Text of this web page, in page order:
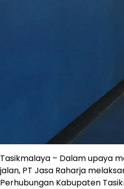
Tasikmalaya – Dalam upaya
jalan, PT Jasa Raharja
Perhubungan Kabupaten